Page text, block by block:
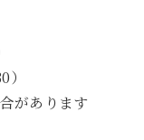
があります